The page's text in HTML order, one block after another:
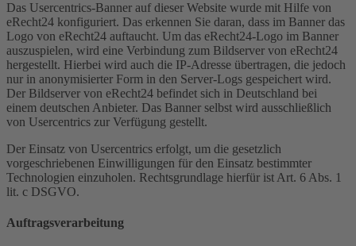
Das Usercentrics-Banner auf dieser Website wurde mit Hilfe von
eRecht24 konfiguriert. Das erkennen Sie daran, dass im Banner das
Logo von eRecht24 auftaucht. Um das eRecht24-Logo im Banner
auszuspielen, wird eine Verbindung zum Bildserver von eRecht24
hergestellt. Hierbei wird auch die IP-Adresse übertragen, die jedoch
nur in anonymisierter Form in den Server-Logs gespeichert wird.
Der Bildserver von eRecht24 befindet sich in Deutschland bei
einem deutschen Anbieter. Das Banner selbst wird ausschließlich
von Usercentrics zur Verfügung gestellt.
Der Einsatz von Usercentrics erfolgt, um die gesetzlich
vorgeschriebenen Einwilligungen für den Einsatz bestimmter
Technologien einzuholen. Rechtsgrundlage hierfür ist Art. 6 Abs. 1
lit. c DSGVO.
Auftragsverarbeitung